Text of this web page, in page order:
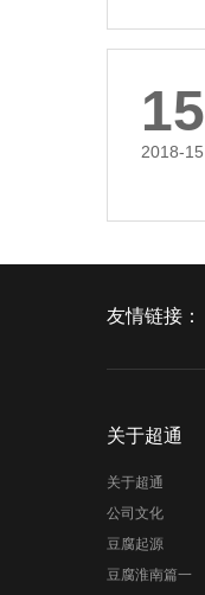
15
2018-15
友情链接：
关于超通
关于超通
公司文化
豆腐起源
豆腐淮南篇一